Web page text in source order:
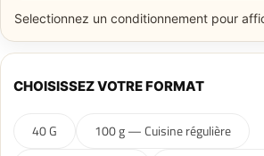
Selectionnez un conditionnement pour
CHOISISSEZ VOTRE FORMAT
40 G
100 g — Cuisine régulière